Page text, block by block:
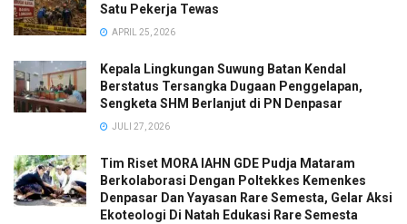
Satu Pekerja Tewas
APRIL 25, 2026
Kepala Lingkungan Suwung Batan Kendal
Berstatus Tersangka Dugaan Penggelapan,
Sengketa SHM Berlanjut di PN Denpasar
JULI 27, 2026
Tim Riset MORA IAHN GDE Pudja Mataram
Berkolaborasi Dengan Poltekkes Kemenkes
Denpasar Dan Yayasan Rare Semesta, Gelar Aksi
Ekoteologi Di Natah Edukasi Rare Semesta